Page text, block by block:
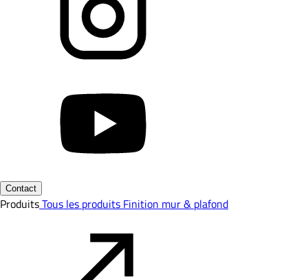
Contact
ProduitsTous les produits Finition mur & plafond